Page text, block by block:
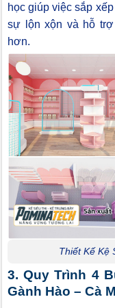
học giúp việc sắp
sự lộn xộn và hỗ
hơn.
Thiết Kế Kệ
3. Quy Trình 4
Gành Hào – Cà